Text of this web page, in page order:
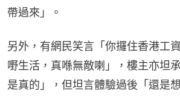
帶過來」。
另外，有網民笑言「你攞住香港工
嘢生活，真喺無敵喇」，樓主亦坦
是真的」，但坦言體驗過後「還是